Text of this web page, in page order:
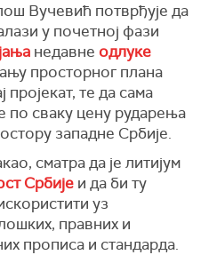
Вучевић потврђује да
у почетној фази
недавне одлуке
просторног плана
пројекат, те да сама
по сваку цену рударења
западне Србије.
сматра да је литијум
Србије и да би ту
уз
правних и
прописа и стандарда.